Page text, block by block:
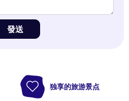
發送
独享的旅游景点